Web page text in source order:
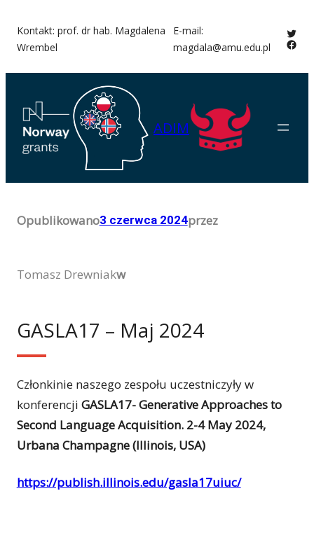
do
treści
Kontakt: prof. dr hab. Magdalena
Wrembel
E-mail:
magdala@amu.edu.pl
ADIM
Opublikowano3 czerwca 2024przez
Tomasz Drewniakw
GASLA17 – Maj 2024
Członkinie naszego zespołu uczestniczyły w
konferencji GASLA17- Generative Approaches to
Second Language Acquisition. 2-4 May 2024,
Urbana Champagne (Illinois, USA)
https://publish.illinois.edu/gasla17uiuc/